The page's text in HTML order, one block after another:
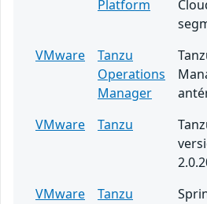
Platform
VMware
Tanzu
Operations
Manager
VMware
Tanzu
VMware
Tanzu